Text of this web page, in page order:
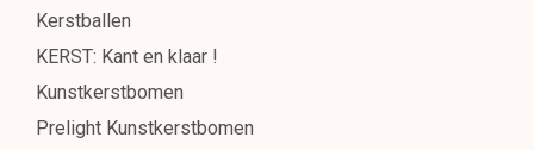
Kerstballen
KERST: Kant en klaar !
Kunstkerstbomen
Prelight Kunstkerstbomen